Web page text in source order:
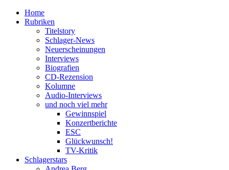
Home
Rubriken
Titelstory
Schlager-News
Neuerscheinungen
Interviews
Biografien
CD-Rezension
Kolumne
Audio-Interviews
und noch viel mehr
Gewinnspiel
Konzertberichte
ESC
Glückwunsch!
TV-Kritik
Schlagerstars